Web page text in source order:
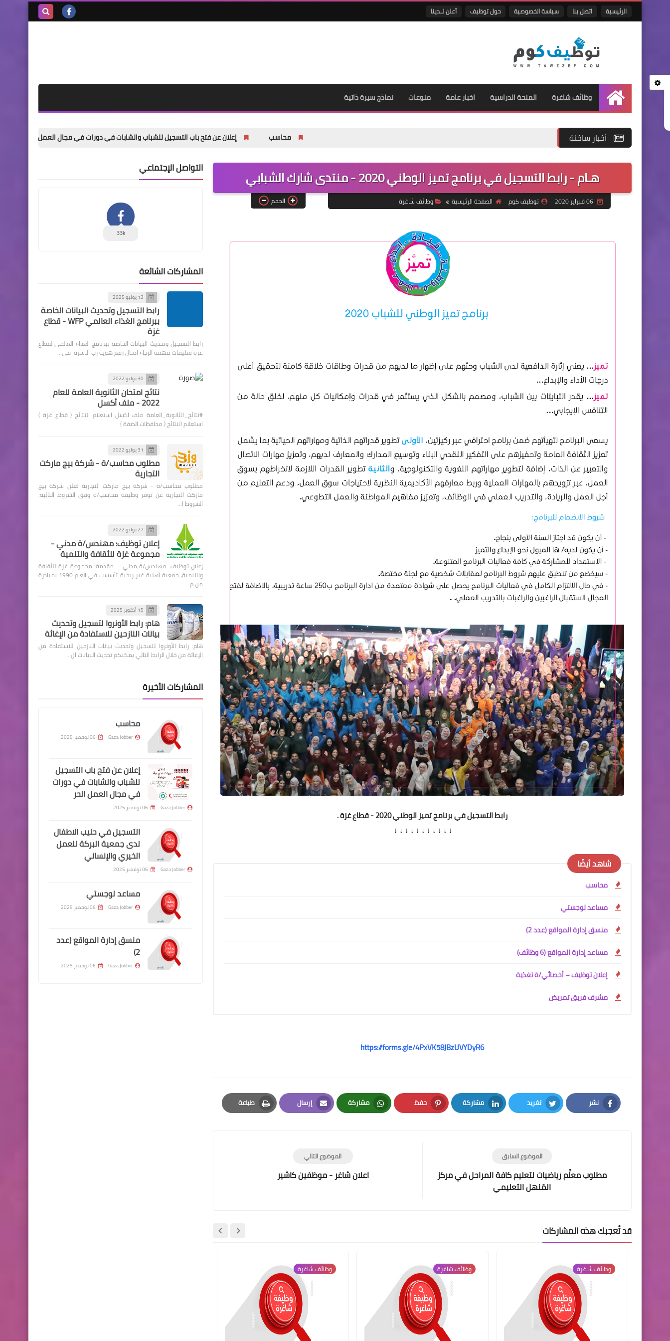
الرئيسية اتصل بنا سياسة الخصوصية حول توظيف أعلن لــدينا
الرئيسية
وظائف شاغرة المنحة الدراسية اخبار عامة منوعات نماذج سيرة ذاتية
أخبار ساخنة إعلان عن فتح باب التسجيل للشباب والشابات في دورات في مجال العمل الحر التسجيل في
هـام - رابط التسجيل في برنامج تميز الوطني 2020 - منتدى شارك الشبابي
توظيف كوم الصفحة الرئيسية وظائف شاغرة الحجم
رابط التسجيل في برنامج تميز الوطني 2020 - قطاع غزة .
↓ ↓ ↓ ↓ ↓ ↓ ↓ ↓ ↓ ↓ ↓
شاهد أيضًا
محاسب
مساعد لوجستي
منسق إدارة المواقع (عدد 2)
مساعد إدارة المواقع (6 وظائف)
إعلان توظيف – أخصائي/ة تغذية
مشرف فريق تمريض
https://forms.gle/4PxVK58JBzUVYDyR6
نشر
Facebook
تغريد
Twitter
مشاركة
LinkedIn
حفظ
Pinterest
مشاركة
Whatsapp
إرسال
Email
طباعة
Print
الموضوع التالي
اعلان شاغر - موظفين كاشير
الموضوع السابق
مطلوب معلِّم رياضيات لتعليم كافة المراحل في مركز
المَنهل التعليمي
قد تُعجبك هذه المشاركات
وظائف شاغرة وظائف شاغرة وظائف شاغرة
التواصل الإجتماعي
33k
المشاركات الشائعة
13 يوليو 2025
رابط التسجيل وتحديث البيانات الخاصة
ببرنامج الغذاء العالمي WFP - قطاع
غزة
رابط التسجيل وتحديث البيانات الخاصة ببرنامج الغذاء العالمي لقطاع
غزة تعليمات مهمة الرجاء ادخال رقم هوية رب الاسرة، في…
30 يوليو 2022
نتائج امتحان الثانوية العامة للعام
2022 - ملف أكسل
#نتائج_الثانوية_العامة ملف اكسل استعلام النتائج ( قطاع غزة )
استعلام النتائج ( محافظات الضفة )
31 يوليو 2022
مطلوب محاسب/ة - شركة بيج ماركت
التجارية
مطلوب محاسب/ة - شركة بيج ماركت التجارية تعلن شركة بيج
ماركت التجارية عن توفر وظيفة محاسب/ة وفق الشروط التالية:
الشروط ا…
27 يوليو 2022
إعلان توظيف: مهندس/ة مدني -
مجموعة غزة للثقافة والتنمية
إعلان توظيف: مهندس/ة مدني مقدمة: مجموعة غزة للثقافة
والتنمية، جمعية أهلية غير ربحية تأسست في العام 1990 بمبادرة
من م…
15 أكتوبر 2025
هام: رابط الأونروا لتسجيل وتحديث
بيانات النازحين للاستفادة من الإغاثة
هام: رابط الأونروا لتسجيل وتحديث بيانات النازحين للاستفادة من
الإغاثة من خلال الرابط التالي يمكنكم تحديث البيانات ال…
المشاركات الأخيرة
محاسب
Gaza Jobber 06 نوفمبر 2025
إعلان عن فتح باب التسجيل
للشباب والشابات في دورات
في مجال العمل الحر
Gaza Jobber 06 نوفمبر 2025
التسجيل في حليب الاطفال
لدى جمعية البركة للعمل
الخيري والإنساني
Gaza Jobber 06 نوفمبر 2025
مساعد لوجستي
Gaza Jobber 06 نوفمبر 2025
منسق إدارة المواقع (عدد
2)
Gaza Jobber 06 نوفمبر 2025